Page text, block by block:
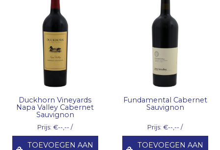
Duckhorn Vineyards
Napa Valley Cabernet
Sauvignon
Prijs: €--,-- /
TOEVOEGEN AAN
Fundamental Cabernet
Sauvignon
Prijs: €--,-- /
TOEVOEGEN AAN